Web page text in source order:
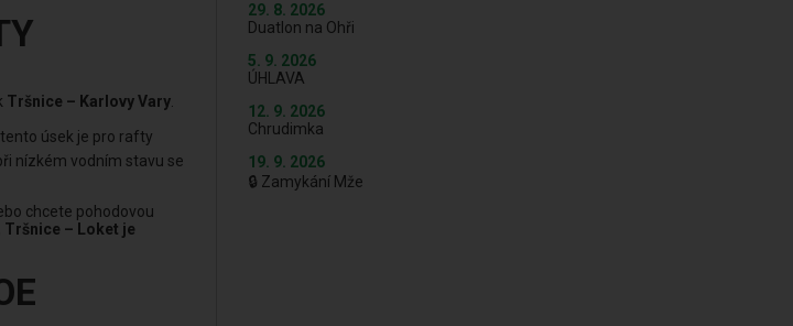
Tršnice – Karlovy Vary.
úsek je pro rafty
nízkém vodním stavu se
chcete pohodovou
Tršnice – Loket je
29. 8. 2026
Duatlon na Ohři
5. 9. 2026
ÚHLAVA
12. 9. 2026
Chrudimka
19. 9. 2026
🔒 Zamykání Mže